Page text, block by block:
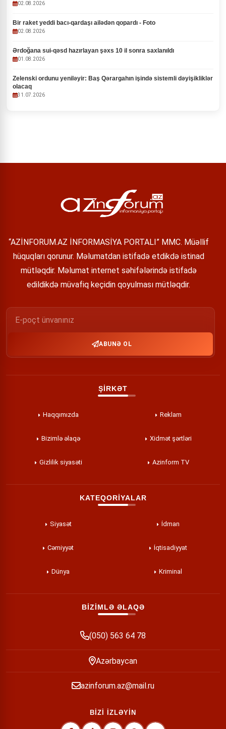
02.08.2026
Bir raket yeddi bacı-qardaşı ailədən qopardı - Foto
02.08.2026
Ərdoğana sui-qəsd hazırlayan şəxs 10 il sonra saxlanıldı
01.08.2026
Zelenski ordunu yeniləyir: Baş Qərargahın işində sistemli dəyişikliklər
olacaq
31.07.2026
“AZİNFORUM.AZ İNFORMASİYA PORTALI” MMC. Müəllif
hüquqları qorunur. Məlumatdan istifadə etdikdə istinad
mütləqdir. Məlumat internet səhifələrində istifadə
edildikdə müvafiq keçidin qoyulması mütləqdir.
ABUNƏ OL
ŞİRKƏT
Haqqımızda Reklam
Bizimlə əlaqə Xidmət şərtləri
Gizlilik siyasəti Azinform TV
KATEQORİYALAR
Siyasət İdman
Cəmiyyət İqtisadiyyat
Dünya Kriminal
BİZİMLƏ ƏLAQƏ
(050) 563 64 78
Azərbaycan
azinforum.az@mail.ru
BİZİ İZLƏYİN